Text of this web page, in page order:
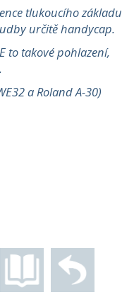
tlukoucího základu
určitě handycap.
to takové pohlazení,
a Roland A-30)